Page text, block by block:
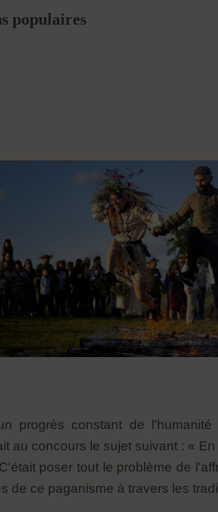
populaires
progrès constant de
au concours le sujet suivant : «
poser tout le problème de
de ce paganisme à travers les